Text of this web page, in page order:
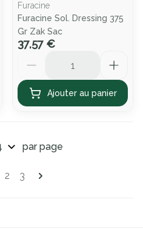
Furacine
Furacine Sol. Dressing 375
Gr Zak Sac
37,57 €
Ajouter au panier
Pages
lisez actuellement la page
Page
2 Page
3
par page